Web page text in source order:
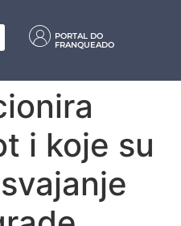
PORTAL DO
FRANQUEADO
i koje su